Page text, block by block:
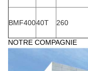
BMF10010T 65